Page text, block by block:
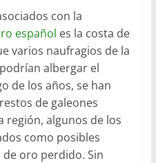
con la
español es la costa de
varios naufragios de la
albergar el
de los años, se han
de galeones
región, algunos de los
como posibles
oro perdido. Sin